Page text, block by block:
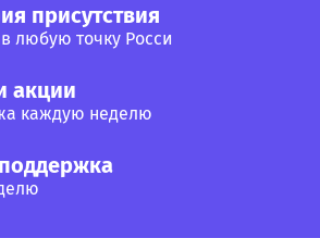
присутствия
любую точку Росси
акции
каждую неделю